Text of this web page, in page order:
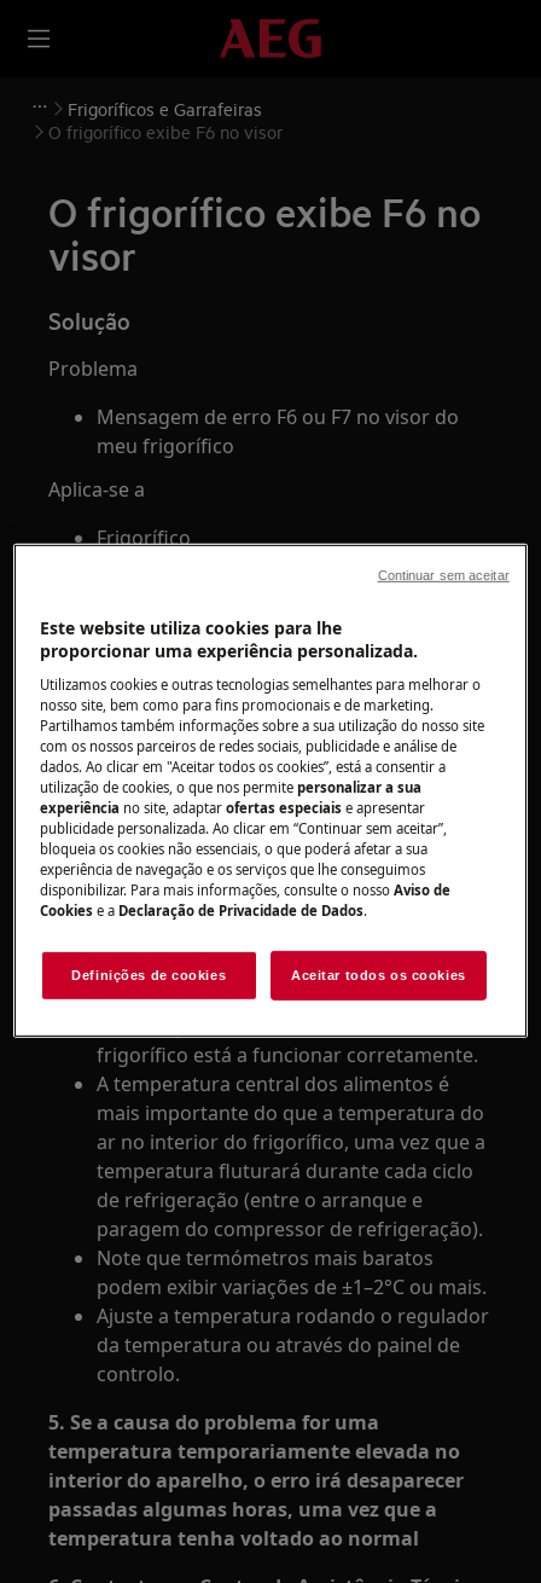
Frigoríficos e Garrafeiras
O frigorífico exibe F6 no visor
O frigorífico exibe F6 no
visor
Solução
Problema
Mensagem de erro F6 ou F7 no visor do
meu frigorífico
Aplica-se a
Frigorífico
1. Verifique se a fonte de alimentação do
produto foi interrompida
2. Evite deixar a porta aberta durante longos
períodos de tempo
3. Verifique se a porta está totalmente
fechada
4. Verifique se o aparelho está a arrefecer
corretamente
num copo de água colocado no interior do
frigorífico.
frigorífico está a funcionar corretamente.
A temperatura central dos alimentos é
mais importante do que a temperatura do
ar no interior do frigorífico, uma vez que a
temperatura fluturará durante cada ciclo
de refrigeração (entre o arranque e
paragem do compressor de refrigeração).
Note que termómetros mais baratos
podem exibir variações de ±1–2°C ou mais.
Ajuste a temperatura rodando o regulador
da temperatura ou através do painel de
controlo.
5. Se a causa do problema for uma
temperatura temporariamente elevada no
interior do aparelho, o erro irá desaparecer
passadas algumas horas, uma vez que a
temperatura tenha voltado ao normal
Este website utiliza cookies para lhe
proporcionar uma experiência personalizada.
Utilizamos cookies e outras tecnologias semelhantes para melhorar o
nosso site, bem como para fins promocionais e de marketing.
Partilhamos também informações sobre a sua utilização do nosso site
com os nossos parceiros de redes sociais, publicidade e análise de
dados. Ao clicar em "Aceitar todos os cookies”, está a consentir a
utilização de cookies, o que nos permitepersonalizar a sua
experiência no site, adaptarofertas especiaise apresentar
publicidade personalizada. Ao clicar em “Continuar sem aceitar”,
bloqueia os cookies não essenciais, o que poderá afetar a sua
experiência de navegação e os serviços que lhe conseguimos
disponibilizar. Para mais informações, consulte o nossoAviso de
Cookies e a Declaração de Privacidade de Dados.
Definições de cookies Aceitar todos os cookies
Continuar sem aceitar